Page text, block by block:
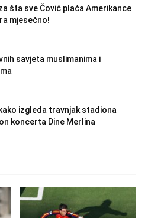
šta sve Čović plaća Amerikance
mjesečno!
savjeta muslimanima i
izgleda travnjak stadiona
koncerta Dine Merlina